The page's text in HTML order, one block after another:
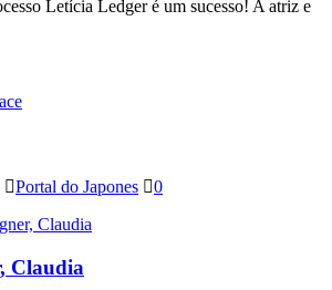
Letícia Ledger é um sucesso! A atriz e
Portal do Japones 0
Claudia